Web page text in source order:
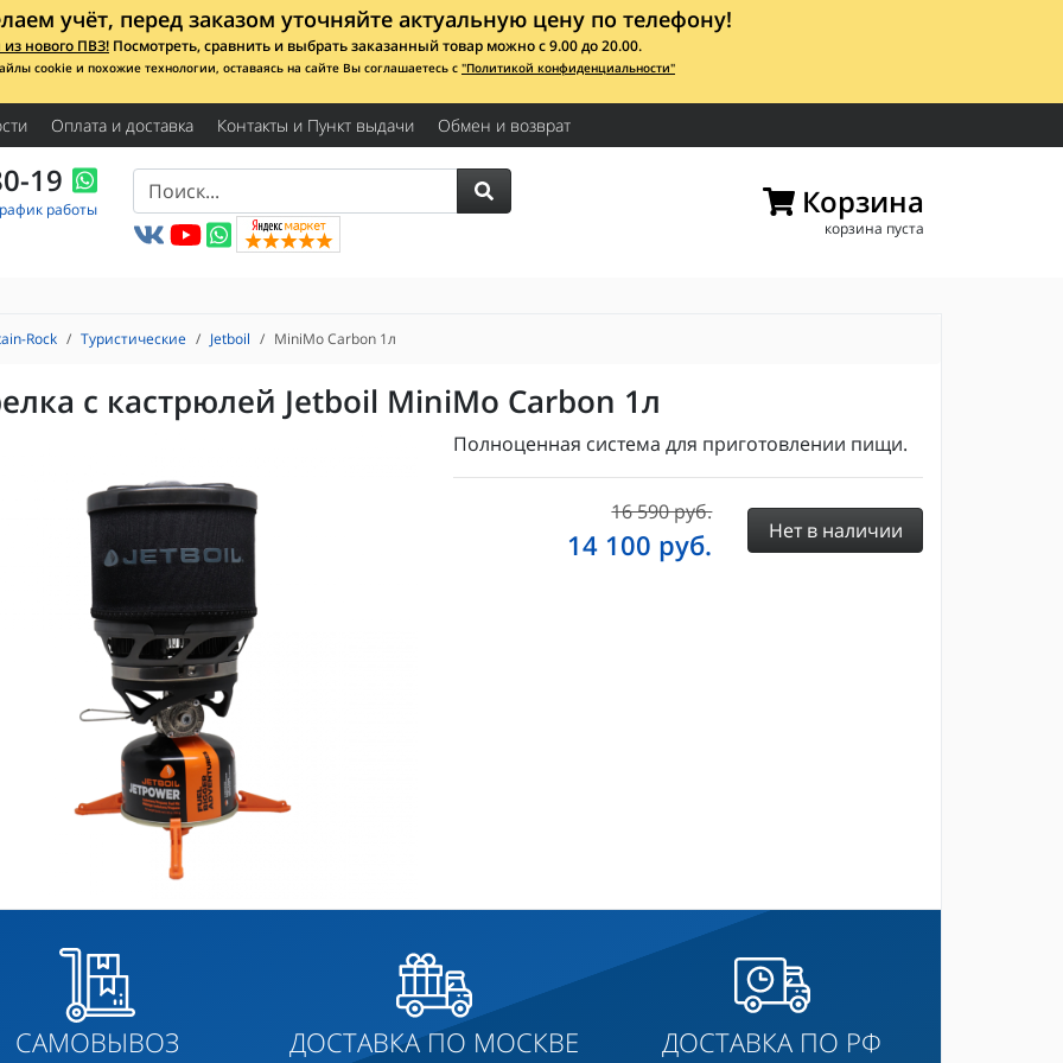
учёт, перед заказом уточняйте актуальную цену по телефону!
нового ПВЗ! Посмотреть, сравнить и выбрать заказанный товар можно с 9.00 до 20.00.
cookie и похожие технологии, оставаясь на сайте Вы соглашаетесь с "Политикой конфиденциальности"
Оплата и доставка Контакты и Пункт выдачи Обмен и возврат
19
работы Корзина
корзина пуста
Rock Туристические ​Jetboil​ MiniMo Carbon 1л
с кастрюлей Jetboil MiniMo Carbon 1л
Полноценная система для приготовлении пищи.
16 590 руб.
14 100 руб. Нет в наличии
САМОВЫВОЗ ДОСТАВКА ПО МОСКВЕ ДОСТАВКА ПО РФ